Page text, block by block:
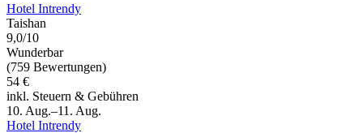
Hotel Intrendy
Taishan
9,0/10
Wunderbar
(759 Bewertungen)
54 €
inkl. Steuern & Gebühren
10. Aug.–11. Aug.
Hotel Intrendy